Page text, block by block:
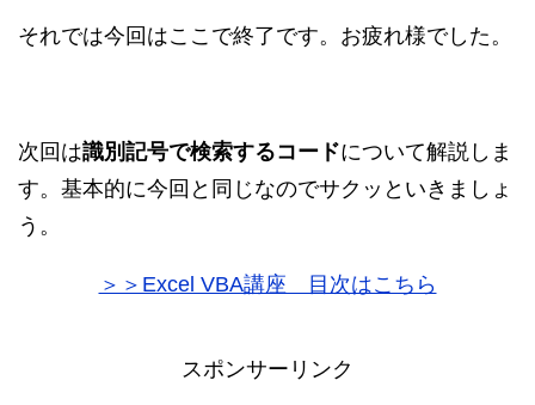
それでは今回はここで終了です。お疲れ様でした。
次回は識別記号で検索するコードについて解説しま
す。基本的に今回と同じなのでサクッといきましょ
う。
＞＞Excel VBA講座 目次はこちら
スポンサーリンク